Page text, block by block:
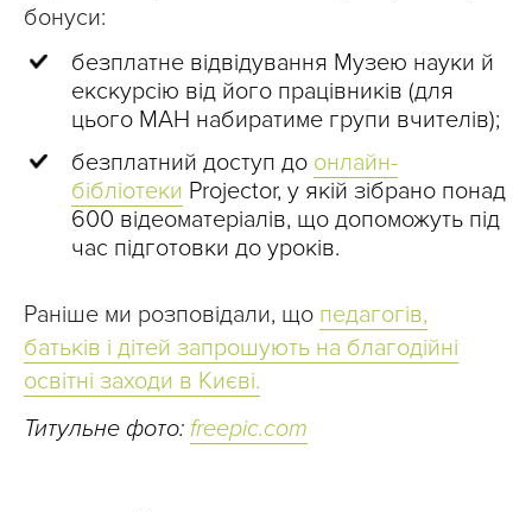
бонуси:
безплатне відвідування Музею науки й
екскурсію від його працівників (для
цього МАН набиратиме групи вчителів);
безплатний доступ до онлайн-
бібліотеки Projector, у якій зібрано понад
600 відеоматеріалів, що допоможуть під
час підготовки до уроків.
Раніше ми розповідали, що педагогів,
батьків і дітей запрошують на благодійні
освітні заходи в Києві.
Титульне фото: freepic.com